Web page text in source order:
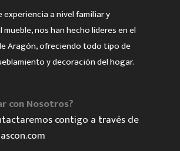
experiencia a nivel familiar y
nos han hecho líderes en el
Aragón, ofreciendo todo tipo de
y decoración del hogar.
con Nosotros?
contigo a través de